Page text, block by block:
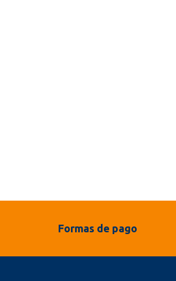
Formas de pago